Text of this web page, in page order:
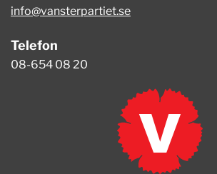
info@vansterpartiet.se
Telefon
08-654 08 20